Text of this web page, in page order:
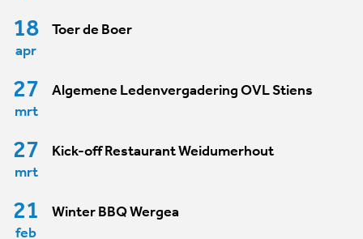
18
apr
Toer de Boer
27
mrt
Algemene Ledenvergadering OVL Stiens
27
mrt
Kick-off Restaurant Weidumerhout
21
feb
Winter BBQ Wergea